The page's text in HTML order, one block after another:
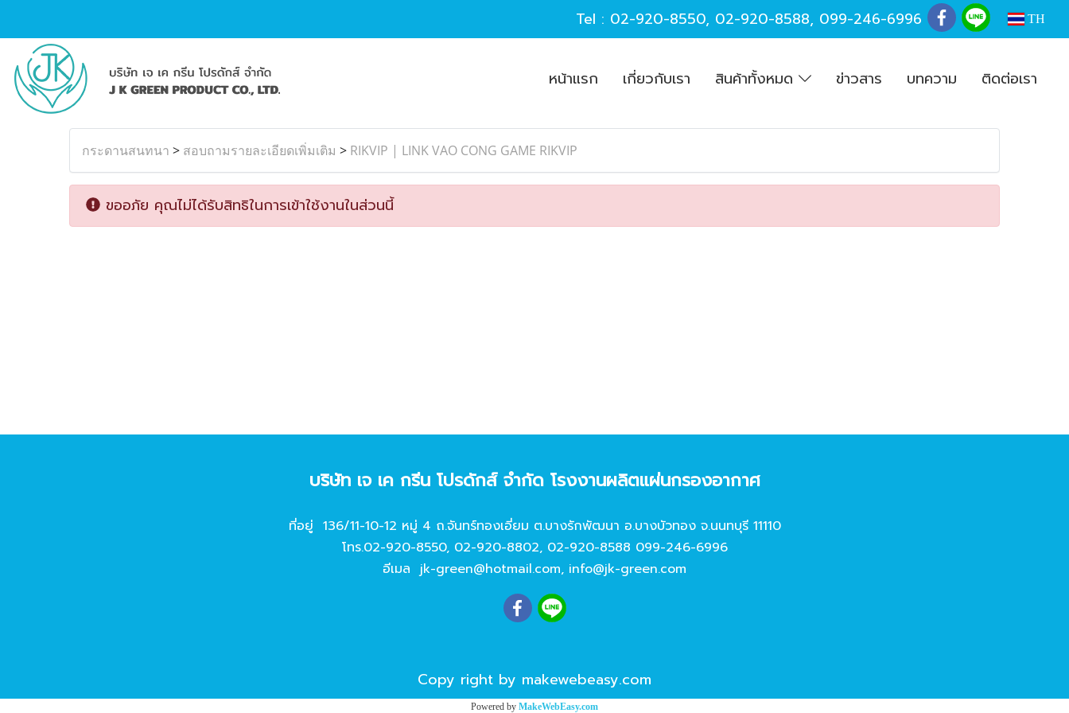
Tel : 02-920-8550, 02-920-8588, 099-246-6996 TH
หน้าแรก เกี่ยวกับเรา สินค้าทั้งหมด ข่าวสาร บทความ ติดต่อเรา
กระดานสนทนา > สอบถามรายละเอียดเพิ่มเติม > RIKVIP | LINK VAO CONG GAME RIKVIP
ขออภัย คุณไม่ได้รับสิทธิในการเข้าใช้งานในส่วนนี้
บริษัท เจ เค กรีน โปรดักส์ จํากัด โรงงานผลิตแผ่นกรองอากาศ
ที่อยู่ 136/11-10-12 หมู่ 4 ถ.จันทร์ทองเอี่ยม ต.บางรักพัฒนา อ.บางบัวทอง จ.นนทบุรี 11110
โทร.02-920-8550, 02-920-8802, 02-920-8588 099-246-6996
อีเมล jk-green@hotmail.com, info@jk-green.com
Copy right by makewebeasy.com
Powered by MakeWebEasy.com